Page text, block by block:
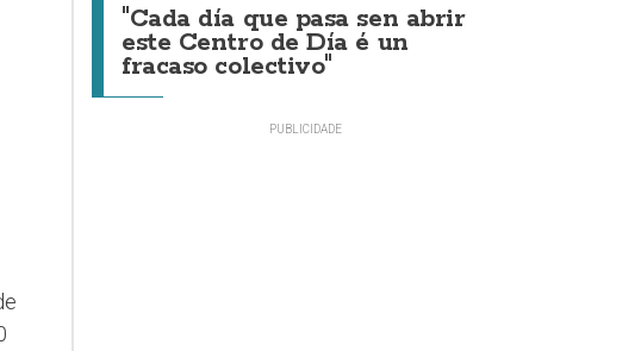
"Cada día que pasa sen abrir
este Centro de Día é un
fracaso colectivo"